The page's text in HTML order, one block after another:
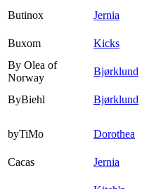
Butinox
Jernia
Buxom
Kicks
By Olea of
Norway
Bjørklund
ByBiehl
Bjørklund
byTiMo Dorothea
Cacas
Jernia